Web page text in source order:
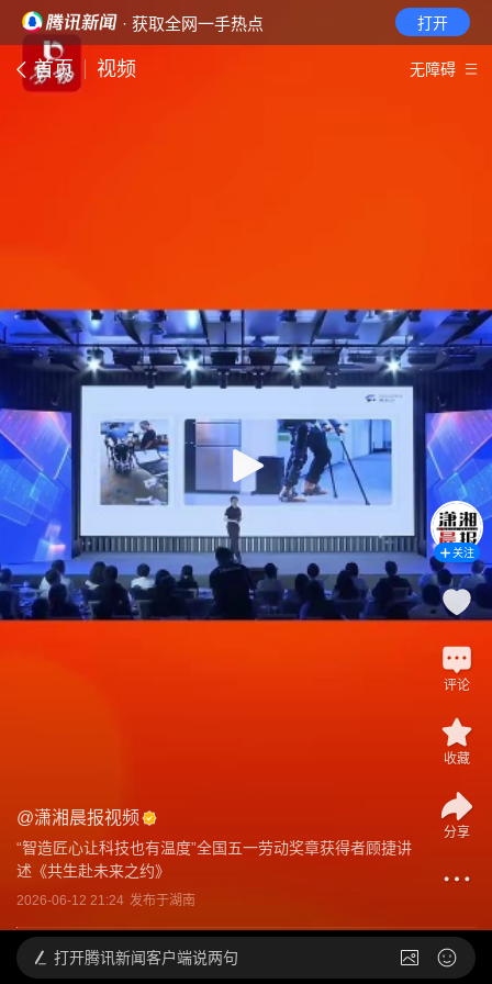
· 获取全网一手热点 打开
首页 视频 无障碍
@潇湘晨报视频
“智造匠心让科技也有温度”全国五一劳动奖章获得者顾捷讲
述《共生赴未来之约》
2026-06-12 21:24 发布于湖南
关注
评论
收藏
分享
打开腾讯新闻客户端说两句